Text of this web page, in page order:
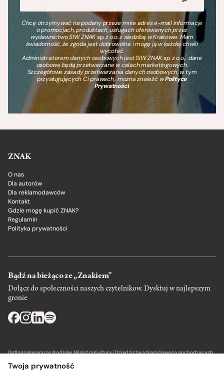
Chcę otrzymywać na podany przeze mnie adres e-mail informacje
o promocjach, produktach, usługach oferowanych przez
wydawnictwo SIW ZNAK sp. z o.o. z siedzibą w Krakowie. Mam
świadomość, że zgoda jest dobrowolna i mogę ją w każdej chwili
wycofać.
Administratorem danych osobowych jest SIW ZNAK sp. z o.o., dane
osobowe będą przetwarzane w celach marketingowych.
Szczegółowe zasady przetwarzania danych osobowych, w tym
przysługujących Ci prawach, można znaleźć wPolityce
Prywatności.
ZNAK
O nas
Dla autorów
Dla reklamodawców
Kontakt
Gdzie mogę kupić ZNAK?
Regulamin
Polityka prywatności
Bądź na bieżąco ze „Znakiem”
Dołącz do społeczności naszych czytelnikow. Dysktuj w najlepszym
gronie
Dofinansowano ze środków Ministra Kultury i Dziedzictwa Narodowego pochodzących
Twoja prywatność